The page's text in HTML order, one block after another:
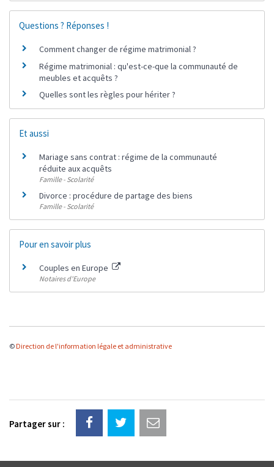
Questions ? Réponses !
Comment changer de régime matrimonial ?
Régime matrimonial : qu'est-ce-que la communauté de
meubles et acquêts ?
Quelles sont les règles pour hériter ?
Et aussi
Mariage sans contrat : régime de la communauté
réduite aux acquêts
Famille - Scolarité
Divorce : procédure de partage des biens
Famille - Scolarité
Pour en savoir plus
Couples en Europe
Notaires d'Europe
© Direction de l'information légale et administrative
Partager sur :